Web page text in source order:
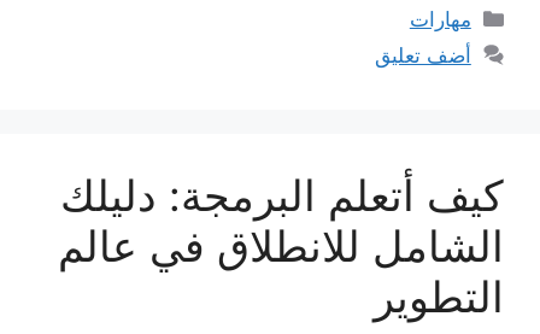
التصنيفات
مهارات
أضف تعليق
كيف أتعلم البرمجة: دليلك
الشامل للانطلاق في عالم
التطوير